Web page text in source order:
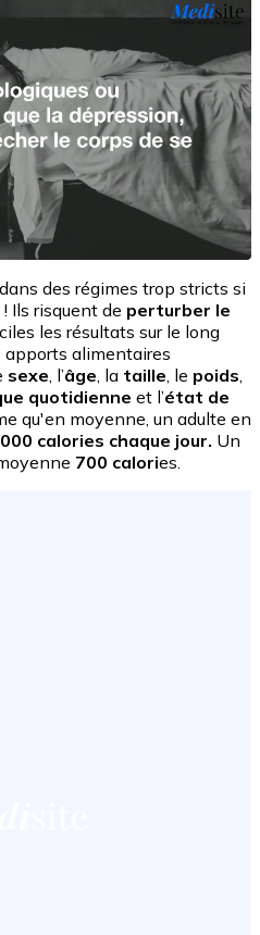
des régimes trop stricts si
Ils risquent de perturber le
les résultats sur le long
apports alimentaires
sexe, l’âge, la taille, le poids,
quotidienne et l’état de
qu'en moyenne, un adulte en
calories chaque jour. Un
700 calories.